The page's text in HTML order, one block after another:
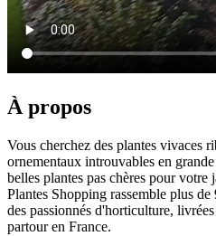
À propos
Vous cherchez des plantes vivaces
ornementaux introuvables en
belles plantes pas chères pour votre
Plantes Shopping rassemble plus
des passionnés d'horticulture,
partour en France.